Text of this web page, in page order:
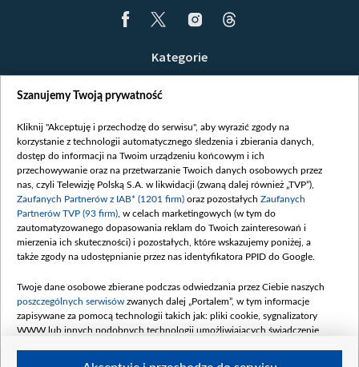
Kategorie
Opinie
Białoruś / Polska
Czytelnia
Centrum Europy
O nas
Kontakt
Informacje o nadawcy
Serwisy partnerskie
belsat.eu
slava.tv
tvpworld.com
Szanujemy Twoją prywatność
Kliknij "Akceptuję i przechodzę do serwisu", aby wyrazić zgody na
korzystanie z technologii automatycznego śledzenia i zbierania danych,
dostęp do informacji na Twoim urządzeniu końcowym i ich
przechowywanie oraz na przetwarzanie Twoich danych osobowych przez
nas, czyli Telewizję Polską S.A. w likwidacji (zwaną dalej również „TVP”),
Zaufanych Partnerów z IAB* (1201 firm) oraz pozostałych Zaufanych
Partnerów TVP (93 firm) , w celach marketingowych (w tym do
zautomatyzowanego dopasowania reklam do Twoich zainteresowań i
mierzenia ich skuteczności) i pozostałych, które wskazujemy poniżej, a
także zgody na udostępnianie przez nas identyfikatora PPID do Google.
Twoje dane osobowe zbierane podczas odwiedzania przez Ciebie naszych
poszczególnych serwisów zwanych dalej „Portalem”, w tym informacje
zapisywane za pomocą technologii takich jak: pliki cookie, sygnalizatory
WWW lub innych podobnych technologii umożliwiających świadczenie